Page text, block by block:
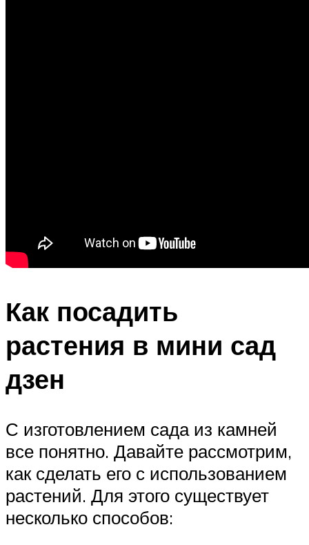
Как посадить
растения в мини сад
дзен
С изготовлением сада из камней
все понятно. Давайте рассмотрим,
как сделать его с использованием
растений. Для этого существует
несколько способов: